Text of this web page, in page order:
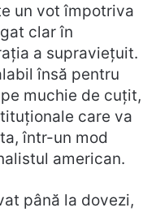
un vot împotriva
clar în
a supraviețuit.
însă pentru
muchie de cuțit,
care va
într-un mod
american.
până la dovezi,